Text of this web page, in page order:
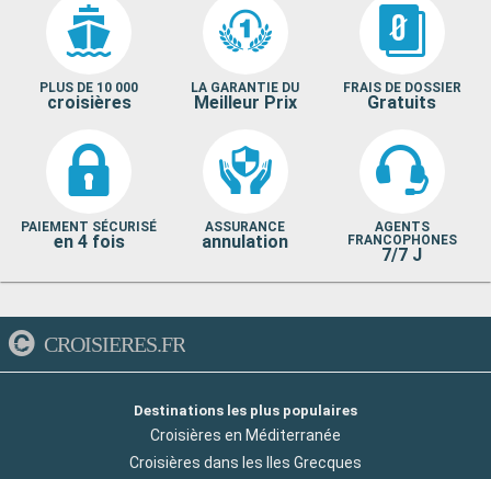
PLUS DE 10 000
croisières
LA GARANTIE DU
Meilleur Prix
FRAIS DE DOSSIER
Gratuits
PAIEMENT SÉCURISÉ
en 4 fois
ASSURANCE
annulation
AGENTS
FRANCOPHONES
7/7 J
CROISIERES.FR
Destinations les plus populaires
Croisières en Méditerranée
Croisières dans les Iles Grecques